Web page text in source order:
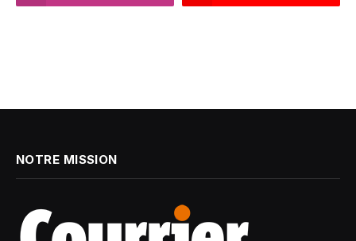
NOTRE MISSION